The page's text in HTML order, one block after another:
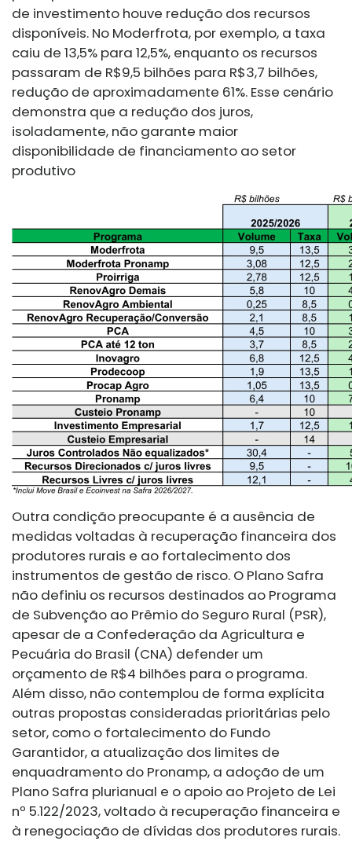
de investimento houve redução dos recursos
disponíveis. No Moderfrota, por exemplo, a taxa
caiu de 13,5% para 12,5%, enquanto os recursos
passaram de R$9,5 bilhões para R$3,7 bilhões,
redução de aproximadamente 61%. Esse cenário
demonstra que a redução dos juros,
isoladamente, não garante maior
disponibilidade de financiamento ao setor
produtivo
Outra condição preocupante é a ausência de
medidas voltadas à recuperação financeira dos
produtores rurais e ao fortalecimento dos
instrumentos de gestão de risco. O Plano Safra
não definiu os recursos destinados ao Programa
de Subvenção ao Prêmio do Seguro Rural (PSR),
apesar de a Confederação da Agricultura e
Pecuária do Brasil (CNA) defender um
orçamento de R$4 bilhões para o programa.
Além disso, não contemplou de forma explícita
outras propostas consideradas prioritárias pelo
setor, como o fortalecimento do Fundo
Garantidor, a atualização dos limites de
enquadramento do Pronamp, a adoção de um
Plano Safra plurianual e o apoio ao Projeto de Lei
nº 5.122/2023, voltado à recuperação financeira e
à renegociação de dívidas dos produtores rurais.